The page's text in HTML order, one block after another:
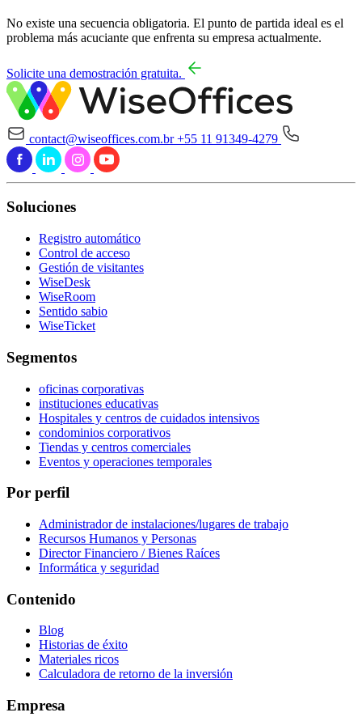
No existe una secuencia obligatoria. El punto de partida ideal es el
problema más acuciante que enfrenta su empresa actualmente.
Solicite una demostración gratuita.
contact@wiseoffices.com.br+55 11 91349-4279
Soluciones
Registro automático
Control de acceso
Gestión de visitantes
WiseDesk
WiseRoom
Sentido sabio
WiseTicket
Segmentos
oficinas corporativas
instituciones educativas
Hospitales y centros de cuidados intensivos
condominios corporativos
Tiendas y centros comerciales
Eventos y operaciones temporales
Por perfil
Administrador de instalaciones/lugares de trabajo
Recursos Humanos y Personas
Director Financiero / Bienes Raíces
Informática y seguridad
Contenido
Blog
Historias de éxito
Materiales ricos
Calculadora de retorno de la inversión
Empresa